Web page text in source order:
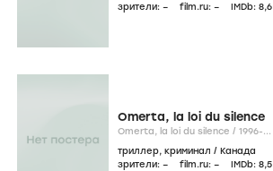
зрители: – film.ru: – IMDb: 8,6
Omerta, la loi du silence
Omerta, la loi du silence / 1996-...
триллер, криминал / Канада
зрители: – film.ru: – IMDb: 8,5